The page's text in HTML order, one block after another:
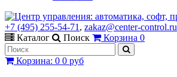
+7 (495) 255-54-71 , zakaz@center-control.ru
Каталог
Поиск Корзина 0
Корзина: 0 0 руб